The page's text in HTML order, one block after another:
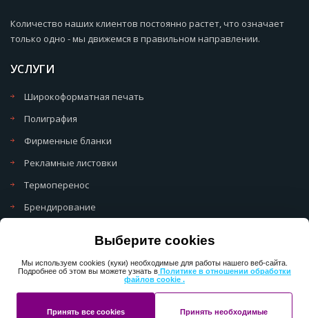
Выберите cookies
Мы используем cookies (куки) необходимые для работы нашего веб-сайта.
Подробнее об этом вы можете узнать в Политике в отношении обработки
файлов cookie .
Принять все cookies Принять необходимые
Количество наших клиентов постоянно растет, что означает
только одно - мы движемся в правильном направлении.
УСЛУГИ
Широкоформатная печать
Полиграфия
Фирменные бланки
Рекламные листовки
Термоперенос
Брендирование
Политика обработки персональных данных